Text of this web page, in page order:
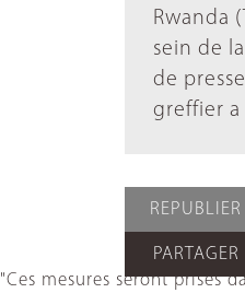
Rwanda
sein de
de
greffier a
REPUBLIER
PARTAGER
"Ces mesures seront prises